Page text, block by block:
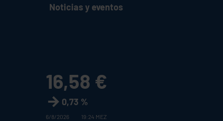
Noticias y eventos
16,58 €
0,73 %
6/8/2026 19:24 MEZ